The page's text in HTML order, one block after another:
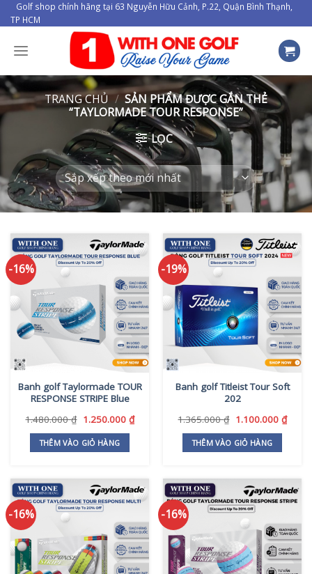
Skip
to
content
Golf shop chính hãng tại 63 Nguyễn Hữu Cảnh, P.22, Quận Bình Thạnh,
TP HCM
TRANG CHỦ / SẢN PHẨM ĐƯỢC GẮN THẺ
“TAYLORMADE TOUR RESPONSE”
LỌC
-16%
Banh golf Taylormade TOUR
RESPONSE STRIPE Blue
1.480.000₫ Giá
là:
1.480.000 ₫.
1.250.000 ₫Giá
THÊM VÀO GIỎ HÀNG
-19%
Banh golf Titleist Tour Soft
202
1.365.000₫ Giá
là:
1.365.000 ₫.
1.100.000 ₫Giá
THÊM VÀO GIỎ HÀNG
-16% -16%